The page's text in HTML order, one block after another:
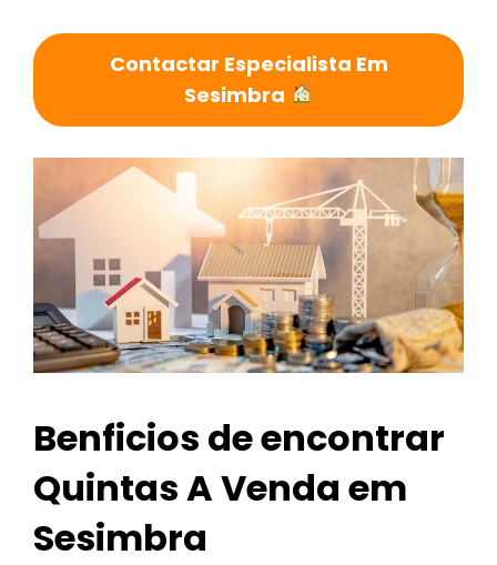
Contactar Especialista Em
Sesimbra
Benficios de encontrar
Quintas A Venda em
Sesimbra